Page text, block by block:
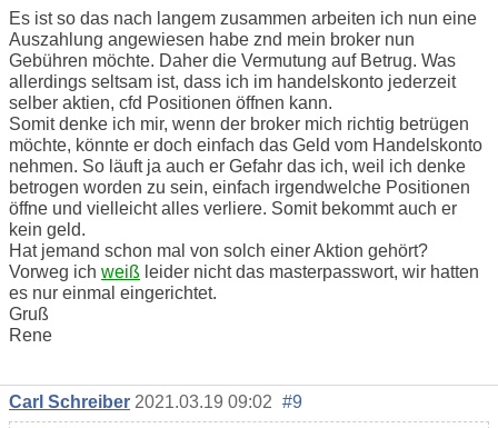
Es ist so das nach langem zusammen arbeiten ich nun eine
Auszahlung angewiesen habe znd mein broker nun
Gebühren möchte. Daher die Vermutung auf Betrug. Was
allerdings seltsam ist, dass ich im handelskonto jederzeit
selber aktien, cfd Positionen öffnen kann.
Somit denke ich mir, wenn der broker mich richtig betrügen
möchte, könnte er doch einfach das Geld vom Handelskonto
nehmen. So läuft ja auch er Gefahr das ich, weil ich denke
betrogen worden zu sein, einfach irgendwelche Positionen
öffne und vielleicht alles verliere. Somit bekommt auch er
kein geld.
Hat jemand schon mal von solch einer Aktion gehört?
Vorweg ich weiß leider nicht das masterpasswort, wir hatten
es nur einmal eingerichtet.
Gruß
Rene
Carl Schreiber 2021.03.19 09:02 #9